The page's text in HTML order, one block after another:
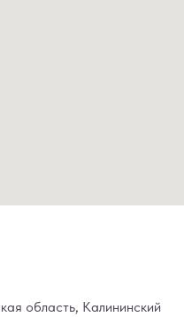
область, Калининский